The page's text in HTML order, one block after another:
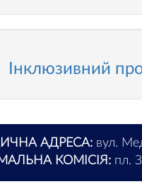
Інклюзивний
АДРЕСА: вул.
КОМІСІЯ: пл.